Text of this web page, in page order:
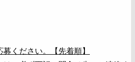
ください。【先着順】